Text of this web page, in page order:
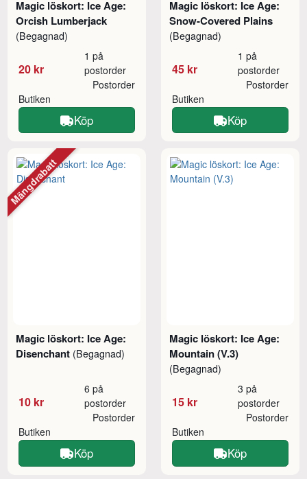
Magic löskort: Ice Age:
Orcish Lumberjack
(Begagnad)
20 kr
1 på
postorder
Butiken
Postorder
Köp
Magic löskort: Ice Age:
Snow-Covered Plains
(Begagnad)
45 kr
1 på
postorder
Butiken
Postorder
Köp
Magic löskort: Ice Age:
Disenchant (Begagnad)
10 kr
6 på
postorder
Butiken
Postorder
Köp
Mängdrabatt
Magic löskort: Ice Age:
Mountain (V.3)
(Begagnad)
15 kr
3 på
postorder
Butiken
Postorder
Köp